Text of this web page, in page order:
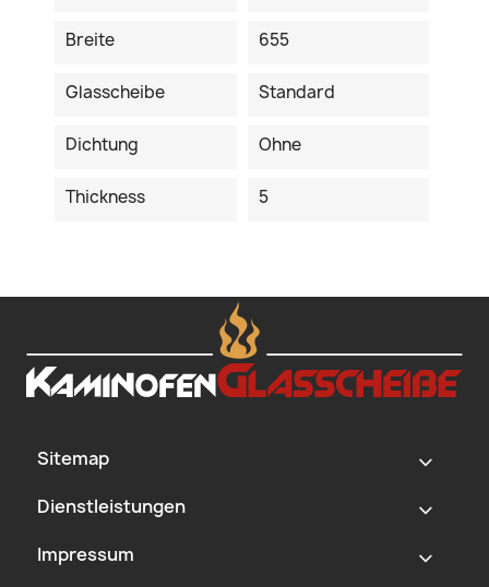
Breite 655
Glasscheibe Standard
Dichtung Ohne
Thickness 5
Sitemap ‹
Dienstleistungen ‹
Impressum ‹